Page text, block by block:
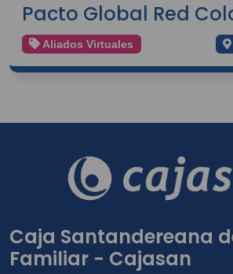
Pacto Global Red
Aliados Virtuales
Caja Santandereana
Familiar - Cajasan